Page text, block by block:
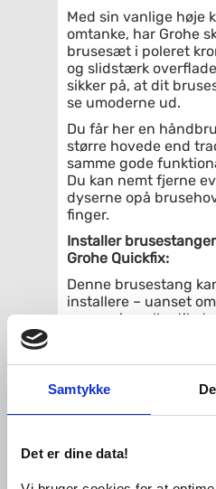
Samtykke
Det er dine data!
Med sin vanlige høje
omtanke, har Grohe
brusesæt i poleret
og slidstærk
sikker på, at dit
se umoderne ud.
Du får her en
større hovede end
samme gode
Du kan nemt fjerne
dyserne opå
finger.
Installer
Grohe Quickfix:
Denne brusestang
installere – uanset
renovering eller til et
dyvler medfølger i
tilkøbe lim og lime
og dermed ikke
Grohe QuickGlue S til